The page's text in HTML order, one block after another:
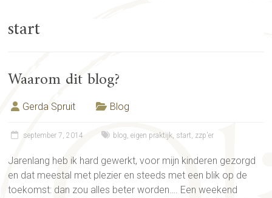
start
Waarom dit blog?
Gerda Spruit Blog
september 7, 2014 blog,eigen praktijk, start, zzp'er
Jarenlang heb ik hard gewerkt, voor mijn kinderen gezorgd
en dat meestal met plezier en steeds met een blik op de
toekomst: dan zou alles beter worden…. Een weekend